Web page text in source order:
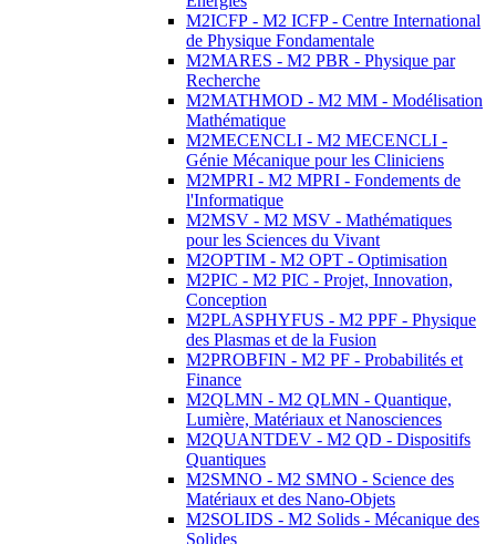
M2ICFP - M2 ICFP - Centre International
de Physique Fondamentale
M2MARES - M2 PBR - Physique par
Recherche
M2MATHMOD - M2 MM - Modélisation
Mathématique
M2MECENCLI - M2 MECENCLI -
Génie Mécanique pour les Cliniciens
M2MPRI - M2 MPRI - Fondements de
l'Informatique
M2MSV - M2 MSV - Mathématiques
pour les Sciences du Vivant
M2OPTIM - M2 OPT - Optimisation
M2PIC - M2 PIC - Projet, Innovation,
Conception
M2PLASPHYFUS - M2 PPF - Physique
des Plasmas et de la Fusion
M2PROBFIN - M2 PF - Probabilités et
Finance
M2QLMN - M2 QLMN - Quantique,
Lumière, Matériaux et Nanosciences
M2QUANTDEV - M2 QD - Dispositifs
Quantiques
M2SMNO - M2 SMNO - Science des
Matériaux et des Nano-Objets
M2SOLIDS - M2 Solids - Mécanique des
Solides